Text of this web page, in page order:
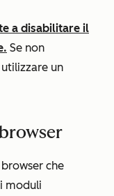
a disabilitare il
Se non
un
che
moduli